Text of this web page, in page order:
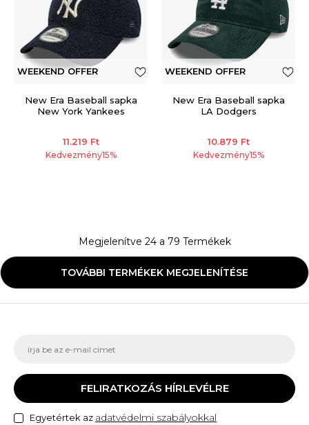
WEEKEND OFFER
New Era Baseball sapka
New York Yankees
11.219 Ft
Kedvezmény15%
WEEKEND OFFER
New Era Baseball sapka
LA Dodgers
10.879 Ft
Kedvezmény15%
Megjelenítve 24a 79 Termékek
TOVÁBBI TERMÉKEK MEGJELENÍTÉSE
FELIRATKOZÁS HÍRLEVÉLRE
Egyetértek az adatvédelmi szabályokkal